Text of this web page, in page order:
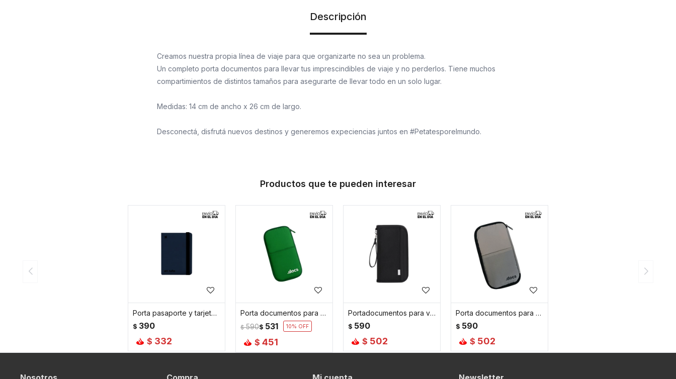
Descripción
Creamos nuestra propia línea de viaje para que organizarte no sea un problema.
Un completo porta documentos para llevar tus imprescindibles de viaje y no perderlos. Tiene muchos
compartimientos de distintos tamaños para asegurarte de llevar todo en un solo lugar.
Medidas: 14 cm de ancho x 26 cm de largo.
Desconectá, disfrutá nuevos destinos y generemos expeciencias juntos en #Petatesporelmundo.
Productos que te pueden interesar
Porta pasaporte y tarjetas plegable - Azul
$ 390
$ 332
Porta documentos para viaje verde - Verde
$ 531
$ 590 10
$ 451
Portadocumentos para viaje con cierre 24x2x12cm - Negro
$ 590
$ 502
Porta documentos para viaje gris
$ 590
$ 502